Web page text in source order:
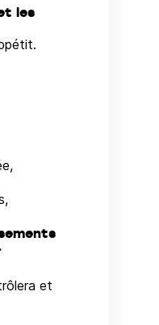
les
et